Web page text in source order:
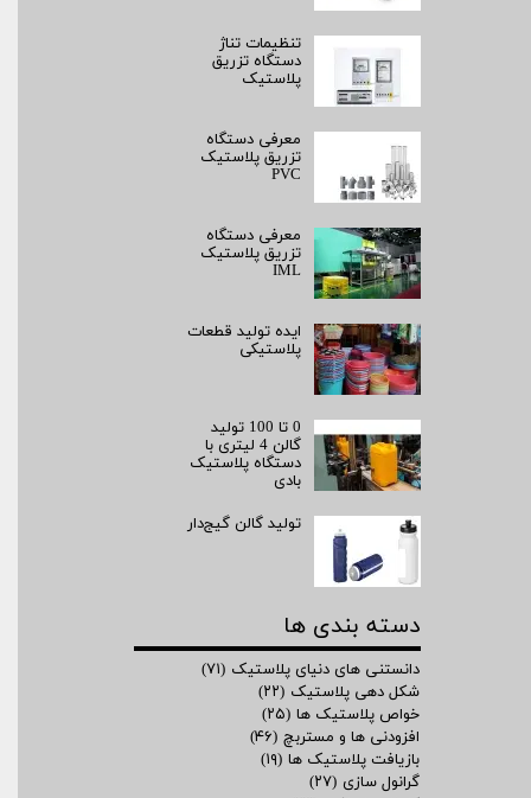
تنظیمات تناژ
دستگاه تزریق
پلاستیک
معرفی دستگاه
تزریق پلاستیک
PVC
معرفی دستگاه
تزریق پلاستیک
IML
ایده تولید قطعات
پلاستیکی
0 تا 100 تولید
گالن 4 لیتری با
دستگاه پلاستیک
بادی
تولید گالن گیج‌دار
دسته بندی ها
دانستنی های دنیای پلاستیک (۷۱)
شکل دهی پلاستیک (۲۲)
خواص پلاستیک ها (۲۵)
افزودنی ها و مستربچ (۴۶)
بازیافت پلاستیک ها (۱۹)
گرانول سازی (۲۷)